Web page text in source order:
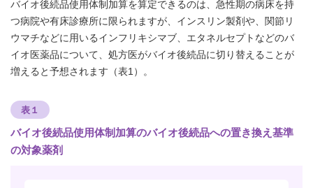
バイオ後続品使用体制加算を算定できるのは、急性期の病床を持
つ病院や有床診療所に限られますが、インスリン製剤や、関節リ
ウマチなどに用いるインフリキシマブ、エタネルセプトなどのバ
イオ医薬品について、処方医がバイオ後続品に切り替えることが
増えると予想されます（表1）。
表１
バイオ後続品使用体制加算のバイオ後続品への置き換え基準
の対象薬剤